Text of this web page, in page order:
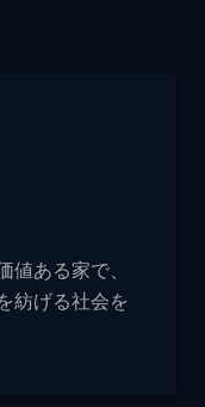
値ある家で、
紡げる社会を